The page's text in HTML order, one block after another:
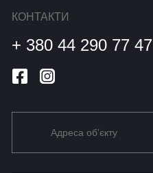
КОНТАКТИ
+ 380 44 290 77 47
Адреса об’єкту